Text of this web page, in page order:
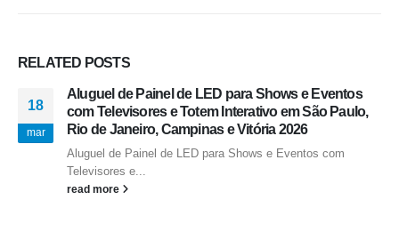
RELATED POSTS
18
mar
Aluguel de Painel de LED para Shows e Eventos
com Televisores e Totem Interativo em São Paulo,
Rio de Janeiro, Campinas e Vitória 2026
Aluguel de Painel de LED para Shows e Eventos com
Televisores e...
read more